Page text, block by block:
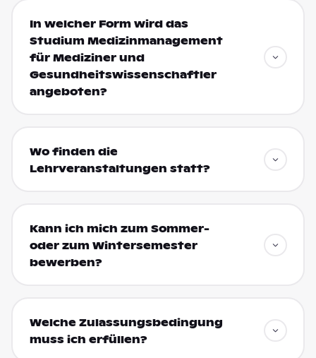
In welcher Form wird das
Studium Medizinmanagement
für Mediziner und
Gesundheitswissenschaftler
angeboten?
Wo finden die
Lehrveranstaltungen statt?
Kann ich mich zum Sommer-
oder zum Wintersemester
bewerben?
Welche Zulassungsbedingung
muss ich erfüllen?